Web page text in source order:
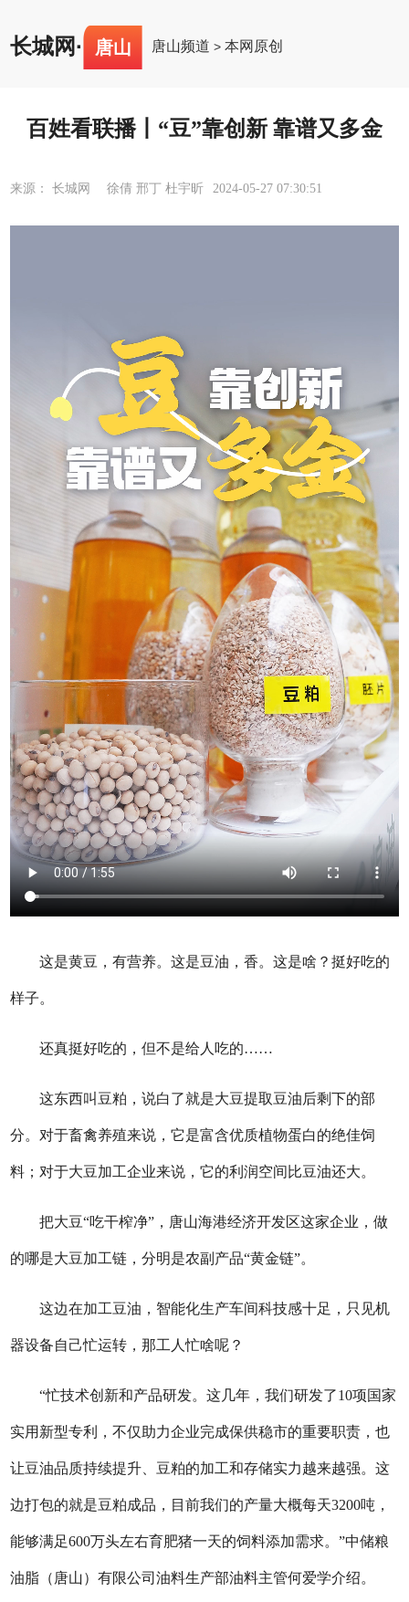
长城网· 唐山 唐山频道 >本网原创
百姓看联播丨“豆”靠创新 靠谱又多金
来源： 长城网 徐倩 邢丁 杜宇昕 2024-05-27 07:30:51
这是黄豆，有营养。这是豆油，香。这是啥？挺好吃的
样子。
还真挺好吃的，但不是给人吃的……
这东西叫豆粕，说白了就是大豆提取豆油后剩下的部
分。对于畜禽养殖来说，它是富含优质植物蛋白的绝佳饲
料；对于大豆加工企业来说，它的利润空间比豆油还大。
把大豆“吃干榨净”，唐山海港经济开发区这家企业，做
的哪是大豆加工链，分明是农副产品“黄金链”。
这边在加工豆油，智能化生产车间科技感十足，只见机
器设备自己忙运转，那工人忙啥呢？
“忙技术创新和产品研发。这几年，我们研发了10项国家
实用新型专利，不仅助力企业完成保供稳市的重要职责，也
让豆油品质持续提升、豆粕的加工和存储实力越来越强。这
边打包的就是豆粕成品，目前我们的产量大概每天3200吨，
能够满足600万头左右育肥猪一天的饲料添加需求。”中储粮
油脂（唐山）有限公司油料生产部油料主管何爱学介绍。